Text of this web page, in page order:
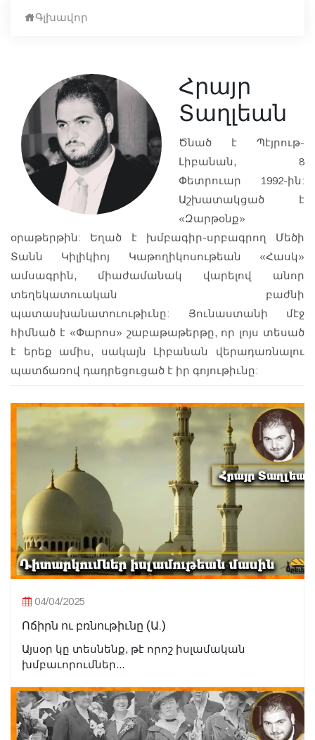
Գլխավոր
Հրայր
Տաղլեան
Ծնած է Պէյրութ-
Լիբանան, 8
Փետրուար 1992-ին:
Աշխատակցած է
«Զարթօնք»
օրաթերթին: Եղած է խմբագիր-սրբագրող Մեծի
Տանն Կիլիկիոյ Կաթողիկոսութեան «Հասկ»
ամսագրին, միաժամանակ վարելով անոր
տեղեկատուական բաժնի
պատասխանատուութիւնը: Յունաստանի մէջ
հիմնած է «Փարոս» շաբաթաթերթը, որ լոյս տեսած
է երեք ամիս, սակայն Լիբանան վերադառնալու
պատճառով դադրեցուցած է իր գոյութիւնը:
04/04/2025
Ոճիրն ու բռնութիւնը (Ա.)
Այսօր կը տեսնենք, թէ որոշ իսլամական
խմբաւորումներ...